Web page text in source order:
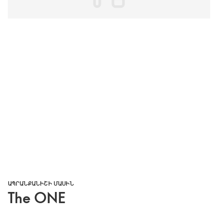
ԱՊՐԱՆՔԱՆԻՇԻ ՄԱՍԻՆ
The ONE